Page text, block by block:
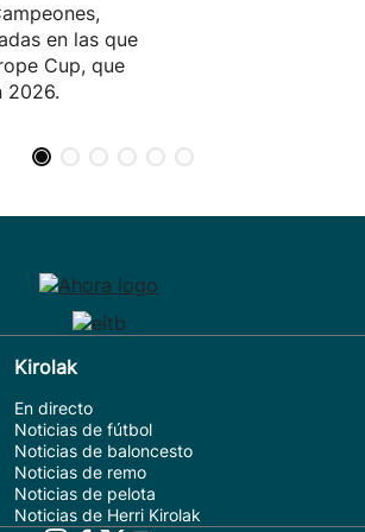
en las que
Cup, que
2026.
Kirolak
En directo
Noticias de fútbol
Noticias de baloncesto
Noticias de remo
Noticias de pelota
Noticias de Herri Kirolak